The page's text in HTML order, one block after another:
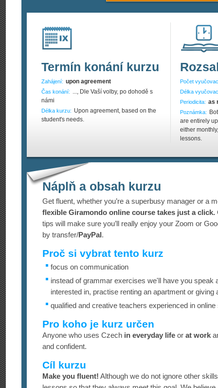
Termín konání kurzu
Zahájení: upon agreement
Čas konání: ..., Dle Vaší volby, po dohodě s
námi
Délka kurzu: Upon agreement, based on the
student's needs.
Počet
Délka
Periodicita: as
Poznámka:
are entirely
either
lessons.
Náplň a obsah kurzu
Get fluent, whether you’re a superbusy manager or a
flexible Giramondo online course takes just a click.
tips will make sure you’ll really enjoy your Zoom or
by transfer/PayPal.
Proč si vybrat tento kurz
focus on communication
instead of grammar exercises we'll have you speak
interested in, practise renting an apartment or giving
qualified and creative teachers experienced in online
Pro koho je kurz určen
Anyone who uses Czech in everyday life or at work
and confident.
Cíl kurzu
Make you fluent! Although we do not ignore other